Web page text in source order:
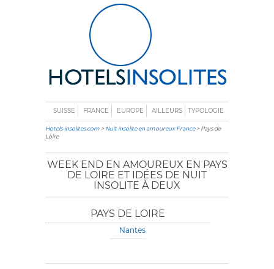
SUISSE FRANCE EUROPE AILLEURS TYPOLOGIE
Hotels-insolites.com >Nuit insolite en amoureux France> Pays de
Loire
WEEK END EN AMOUREUX EN PAYS
DE LOIRE ET IDÉES DE NUIT
INSOLITE À DEUX
PAYS DE LOIRE
Nantes